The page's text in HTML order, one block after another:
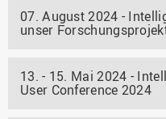
07. August 2024 -
unser
13. - 15. Mai 2024 -
User Conference 2024